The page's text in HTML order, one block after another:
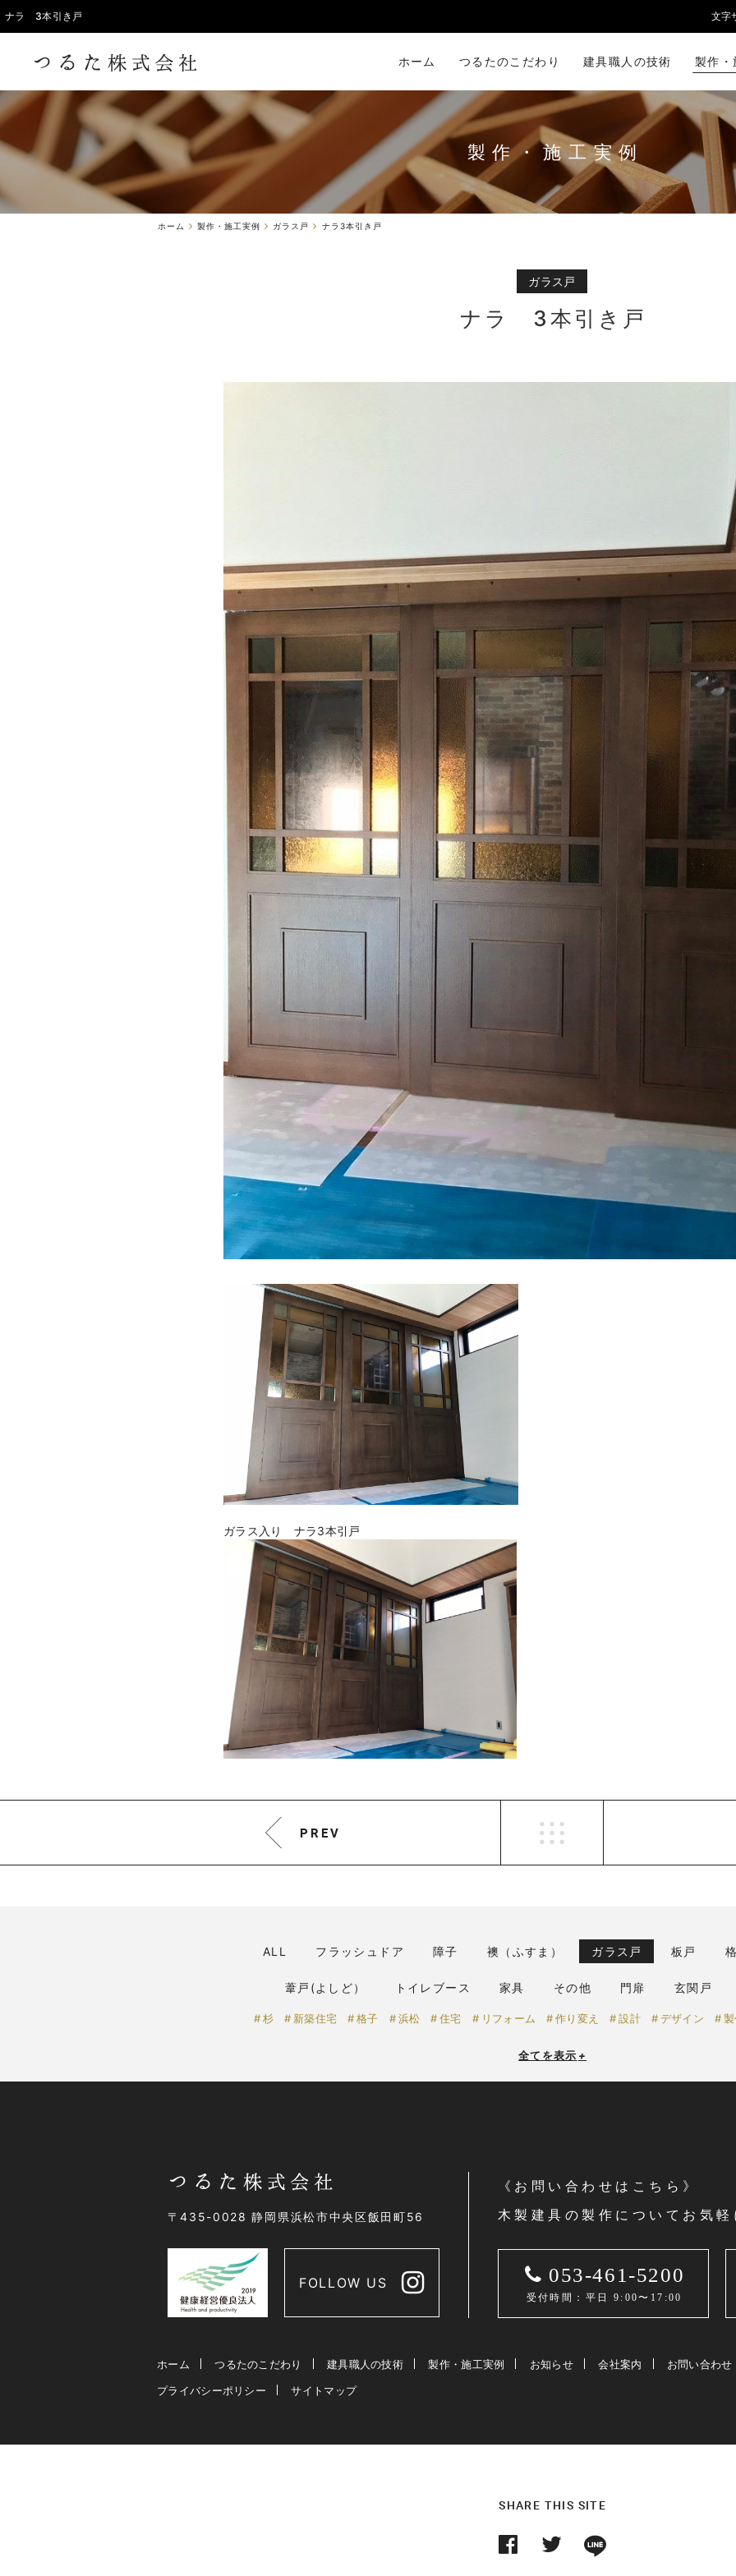
ナラ 3本引き戸 文字
ホーム つるたのこだわり 建具職人の技術 製作・
製作・施工実例
ホーム 製作・施工実例 ガラス戸 ナラ3本引き戸
ガラス戸
ナラ 3本引き戸
ガラス入り ナラ3本引戸
PREV
ALL フラッシュドア 障子 襖（ふすま） ガラス戸 板戸
葦戸(よしど） トイレブース 家具 その他 門扉 玄関戸
杉 新築住宅 格子 浜松 住宅 リフォーム 作り変え 設計 デザイン
全てを表示 +
〒435-0028 静岡県浜松市中央区飯田町56
FOLLOW US
《お問い合わせはこちら》
木製建具の製作についてお気
053-461-5200
受付時間：平日 9:00〜17:00
ホーム つるたのこだわり 建具職人の技術 製作・施工実例 お知らせ 会社案内
お問い合わせ
プライバシーポリシー
サイトマップ
SHARE THIS SITE